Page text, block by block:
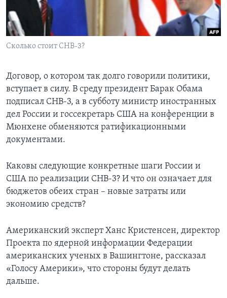
Learning English
СОЦИАЛЬНЫЕ СЕТИ
Языки
Сколько стоит СНВ-3?
Договор, о котором так долго говорили политики,
вступает в силу. В среду президент Барак Обама
подписал СНВ-3, а в субботу министр иностранных
дел России и госсекретарь США на конференции в
Мюнхене обменяются ратификационными
документами.
Каковы следующие конкретные шаги России и
США по реализации СНВ-3? И что он означает для
бюджетов обеих стран – новые затраты или
экономию средств?
Американский эксперт Ханс Кристенсен, директор
Проекта по ядерной информации Федерации
американских ученых в Вашингтоне, рассказал
«Голосу Америки», что стороны будут делать
дальше.